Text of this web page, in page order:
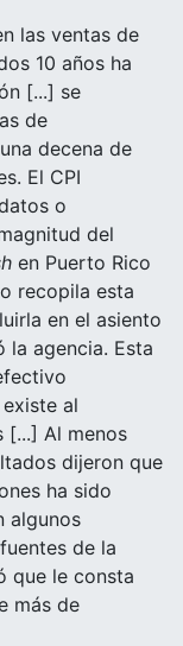
las ventas de
10 años ha
[...] se
de
decena de
El CPI
o
del
en Puerto Rico
recopila esta
en el asiento
la agencia. Esta
al
[...] Al menos
dijeron que
ha sido
algunos
de la
que le consta
más de